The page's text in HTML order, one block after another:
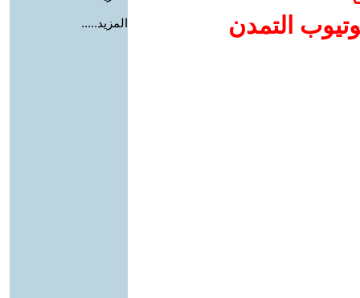
التمدن
المزيد.....